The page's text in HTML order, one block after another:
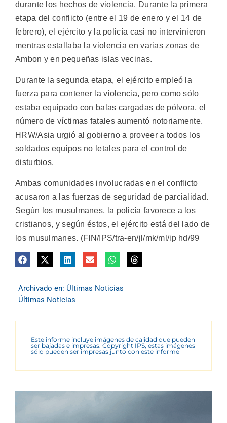
durante los hechos de violencia. Durante la primera
etapa del conflicto (entre el 19 de enero y el 14 de
febrero), el ejército y la policía casi no intervinieron
mentras estallaba la violencia en varias zonas de
Ambon y en pequeñas islas vecinas.
Durante la segunda etapa, el ejército empleó la
fuerza para contener la violencia, pero como sólo
estaba equipado con balas cargadas de pólvora, el
número de víctimas fatales aumentó notoriamente.
HRW/Asia urgió al gobierno a proveer a todos los
soldados equipos no letales para el control de
disturbios.
Ambas comunidades involucradas en el conflicto
acusaron a las fuerzas de seguridad de parcialidad.
Según los musulmanes, la policía favorece a los
cristianos, y según éstos, el ejército está del lado de
los musulmanes. (FIN/IPS/tra-en/jl/mk/ml/ip hd/99
Archivado en: Últimas Noticias
Últimas Noticias
Este informe incluye imágenes de calidad que pueden
ser bajadas e impresas. Copyright IPS, estas imágenes
sólo pueden ser impresas junto con este informe